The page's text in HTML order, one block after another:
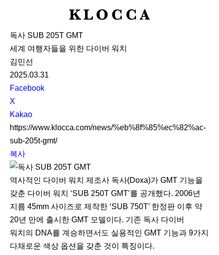
K
O
C
독사 SUB 205T GMT
세계 여행자들을 위한 다이버 워치
김민선
2025.03.31
S
N
S
S
h
a
r
e
Facebook
X
Kakao
https://www.klocca.com/news/%eb%8f%85%ec%82%ac-
sub-205t-gmt/
복사
역사적인 다이버 워치 제조사 독사(Doxa)가 GMT 기능을
갖춘 다이버 워치 ‘SUB 250T GMT’를 공개했다. 2006년
지름 45mm 사이즈로 제작한 ‘SUB 750T’ 한정판 이후 약
20년 만에 출시한 GMT 모델이다. 기존 독사 다이버
워치의 DNA를 계승하면서도 실용적인 GMT 기능과 9가지
다채로운 색상 옵션을 갖춘 것이 특징이다.